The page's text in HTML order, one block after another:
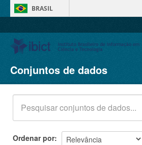
BRASIL
Conjuntos de dados
Organizações
Grupos
Sobre
Conjuntos de dados
Ordenar por